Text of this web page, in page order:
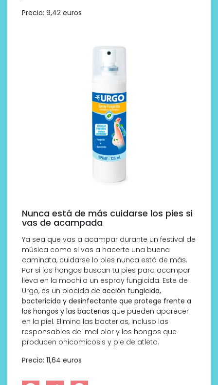
Precio: 9,42 euros
Nunca está de más cuidarse los pies si
vas de acampada
Ya sea que vas a acampar durante un festival de
música como si vas a hacerte una buena
caminata, cuidarse lo pies nunca está de más.
Por si los hongos buscan tu pies para acampar
lleva en la mochila un espray fungicida. Este de
Urgo, es un biocida de acción fungicida,
bactericida y desinfectante que protege frente a
los hongos y las bacterias que pueden aparecer
en la piel. Elimina las bacterias, incluso las
responsables del mal olor y los hongos que
producen onicomicosis y pie de atleta.
Precio: 11,64 euros